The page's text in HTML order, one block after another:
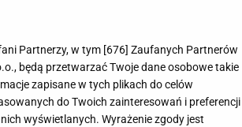
Partnerzy, w tym [676] Zaufanych Partnerów
będą przetwarzać Twoje dane osobowe takie
zapisane w tych plikach do celów
do Twoich zainteresowań i preferencji
wyświetlanych. Wyrażenie zgody jest